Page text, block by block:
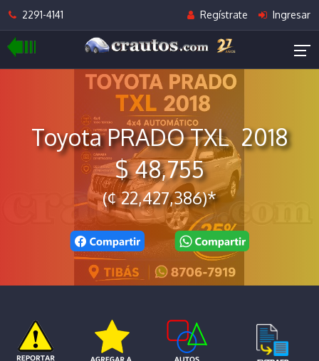
2291-4141 Regístrate Ingresar
Toyota PRADO TXL 2018
$ 48,755
(¢ 22,427,386)*